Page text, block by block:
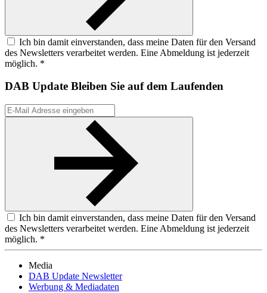
Ich bin damit einverstanden, dass meine Daten für den Versand
des Newsletters verarbeitet werden. Eine Abmeldung ist jederzeit
möglich. *
DAB Update Bleiben Sie auf dem Laufenden
Ich bin damit einverstanden, dass meine Daten für den Versand
des Newsletters verarbeitet werden. Eine Abmeldung ist jederzeit
möglich. *
Media
DAB Update Newsletter
Werbung & Mediadaten